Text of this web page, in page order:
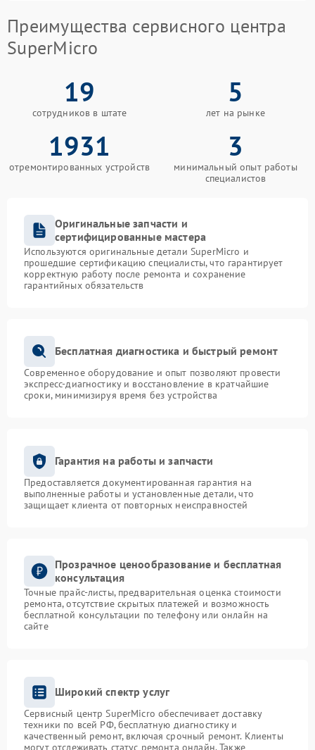
Преимущества сервисного центра
SuperMicro
19
сотрудников в штате
5
лет на рынке
1931
отремонтированных устройств
3
минимальный опыт работы
специалистов
Оригинальные запчасти и
сертифицированные мастера
Используются оригинальные детали SuperMicro и
прошедшие сертификацию специалисты, что гарантирует
корректную работу после ремонта и сохранение
гарантийных обязательств
Бесплатная диагностика и быстрый ремонт
Современное оборудование и опыт позволяют провести
экспресс-диагностику и восстановление в кратчайшие
сроки, минимизируя время без устройства
Гарантия на работы и запчасти
Предоставляется документированная гарантия на
выполненные работы и установленные детали, что
защищает клиента от повторных неисправностей
Прозрачное ценообразование и бесплатная
консультация
Точные прайс-листы, предварительная оценка стоимости
ремонта, отсутствие скрытых платежей и возможность
бесплатной консультации по телефону или онлайн на
сайте
Широкий спектр услуг
Сервисный центр SuperMicro обеспечивает доставку
техники по всей РФ, бесплатную диагностику и
качественный ремонт, включая срочный ремонт. Клиенты
могут отслеживать статус ремонта онлайн. Также